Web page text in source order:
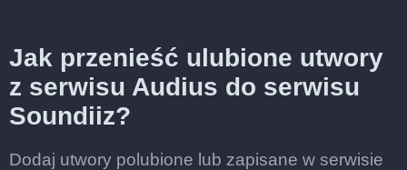
Jak przenieść ulubione utwory
z serwisu Audius do serwisu
Soundiiz?
Dodaj utwory polubione lub zapisane w serwisie